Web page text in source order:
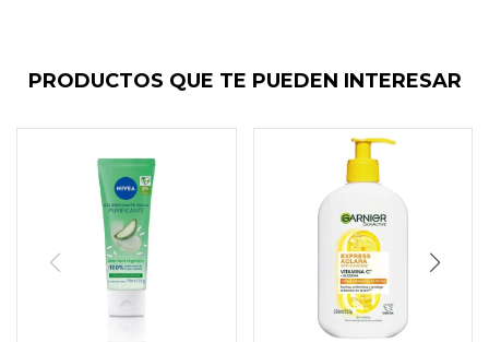
PRODUCTOS QUE TE PUEDEN INTERESAR